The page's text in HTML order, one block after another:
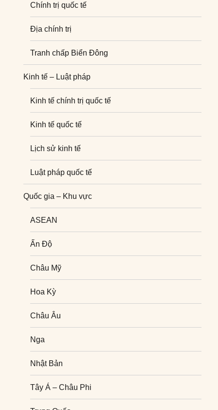
Chính trị quốc tế
Địa chính trị
Tranh chấp Biển Đông
Kinh tế – Luật pháp
Kinh tế chính trị quốc tế
Kinh tế quốc tế
Lịch sử kinh tế
Luật pháp quốc tế
Quốc gia – Khu vực
ASEAN
Ấn Độ
Châu Mỹ
Hoa Kỳ
Châu Âu
Nga
Nhật Bản
Tây Á – Châu Phi